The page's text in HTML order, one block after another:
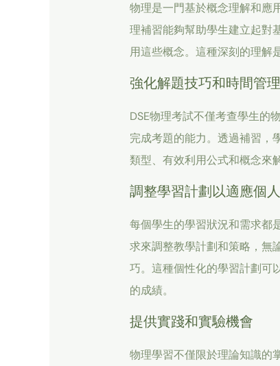
物理是一門基於概念理解和應
理補習能夠幫助學生建立起對
用這些概念。這種深刻的理解
強化解題技巧和時間管理
DSE物理考試不僅考查學生的
完成考題的能力。透過補習，
類型、有效利用公式和概念來
調整學習計劃以適應個
每個學生的學習狀況和需求都
求來調整教學計劃和策略，無
巧。這種個性化的學習計劃可
的成績。
提供實踐和實驗機會
物理學習不僅限於理論知識的